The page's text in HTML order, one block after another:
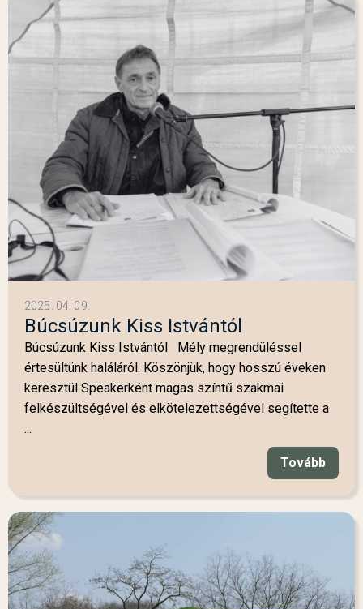
2025. 04. 09.
Búcsúzunk Kiss Istvántól
Búcsúzunk Kiss Istvántól Mély megrendüléssel
értesültünk haláláról. Köszönjük, hogy hosszú éveken
keresztül Speakerként magas színtű szakmai
felkészültségével és elkötelezettségével segítette a
...
Tovább